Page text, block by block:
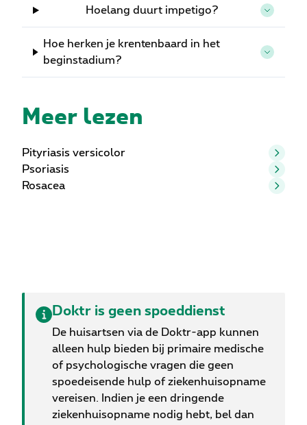
Hoelang duurt impetigo?
Hoe herken je krentenbaard in het
beginstadium?
Meer lezen
Pityriasis versicolor
Psoriasis
Rosacea
Doktr is geen spoeddienst
De huisartsen via de Doktr-app kunnen
alleen hulp bieden bij primaire medische
of psychologische vragen die geen
spoedeisende hulp of ziekenhuisopname
vereisen. Indien je een dringende
ziekenhuisopname nodig hebt, bel dan